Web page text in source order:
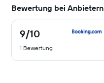
Bewertung bei Anbietern
9/10
9
von
10
1 Bewertung